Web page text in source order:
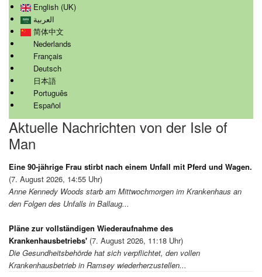
English (UK)
العربية
简体中文
Nederlands
Français
Deutsch
日本語
Português
Español
Aktuelle Nachrichten von der Isle of
Man
Eine 90-jährige Frau stirbt nach einem Unfall mit Pferd und Wagen.
(7. August 2026, 14:55 Uhr)
Anne Kennedy Woods starb am Mittwochmorgen im Krankenhaus an
den Folgen des Unfalls in Ballaug...
Pläne zur vollständigen Wiederaufnahme des
Krankenhausbetriebs' (7. August 2026, 11:18 Uhr)
Die Gesundheitsbehörde hat sich verpflichtet, den vollen
Krankenhausbetrieb in Ramsey wiederherzustellen...